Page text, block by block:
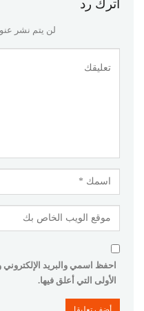
اترك رد
لن يتم نشر
احفظ اسمي والبريد
الأولى التي أعلق فيها.